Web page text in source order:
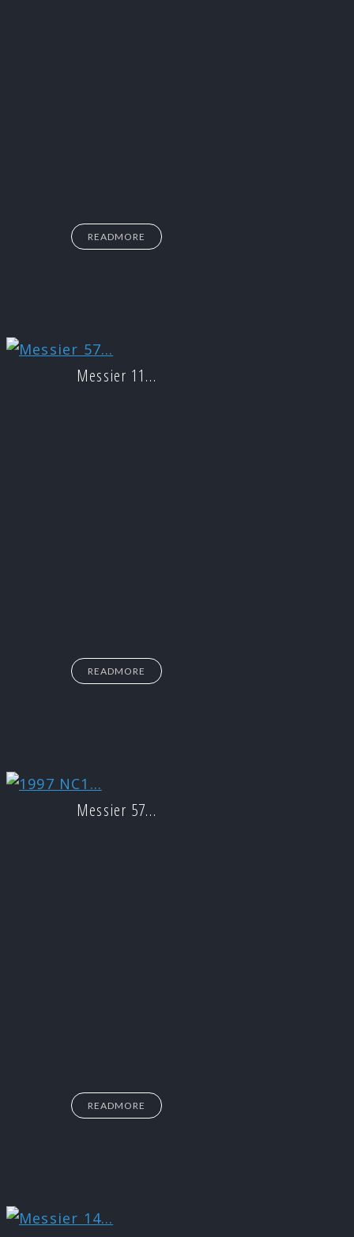
READMORE
Messier 11…
READMORE
Messier 57…
READMORE